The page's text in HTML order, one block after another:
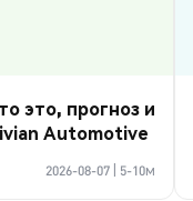
это, прогноз и
Automotive
2026-08-07 5-10м